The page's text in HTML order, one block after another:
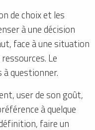
de choix et les
à une décision
face à une situation
Le
questionner.
user de son goût,
à quelque
faire un